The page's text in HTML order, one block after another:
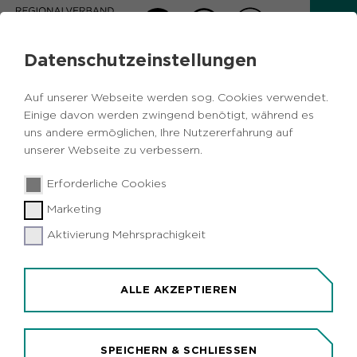
Datenschutzeinstellungen
Auf unserer Webseite werden sog. Cookies verwendet.
Einige davon werden zwingend benötigt, während es
uns andere ermöglichen, Ihre Nutzererfahrung auf
unserer Webseite zu verbessern.
Erforderliche Cookies
Marketing
Aktivierung Mehrsprachigkeit
ALLE AKZEPTIEREN
SPEICHERN & SCHLIESSEN
PRESSEMITTEILUNGEN
POLITIK
26.11.2020Politik
Kommunalfinanzbericht vor: Corona-Krise
belastet den erfolgreich eingeschlagenen